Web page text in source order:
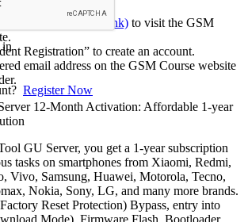
Course website link) to visit the GSM
Registration” to create an account.
email address on the GSM Course website
12-Month Activation: Affordable 1-year
GU Server, you get a 1-year subscription
tasks on smartphones from Xiaomi, Redmi,
Vivo, Samsung, Huawei, Motorola, Tecno,
Nokia, Sony, LG, and many more brands.
Reset Protection) Bypass, entry into
in
Register Now